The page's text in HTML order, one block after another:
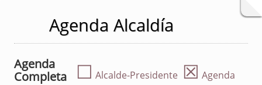
Agenda Alcaldía
Agenda
Completa
☐ Alcalde-Presidente ☒ Agenda